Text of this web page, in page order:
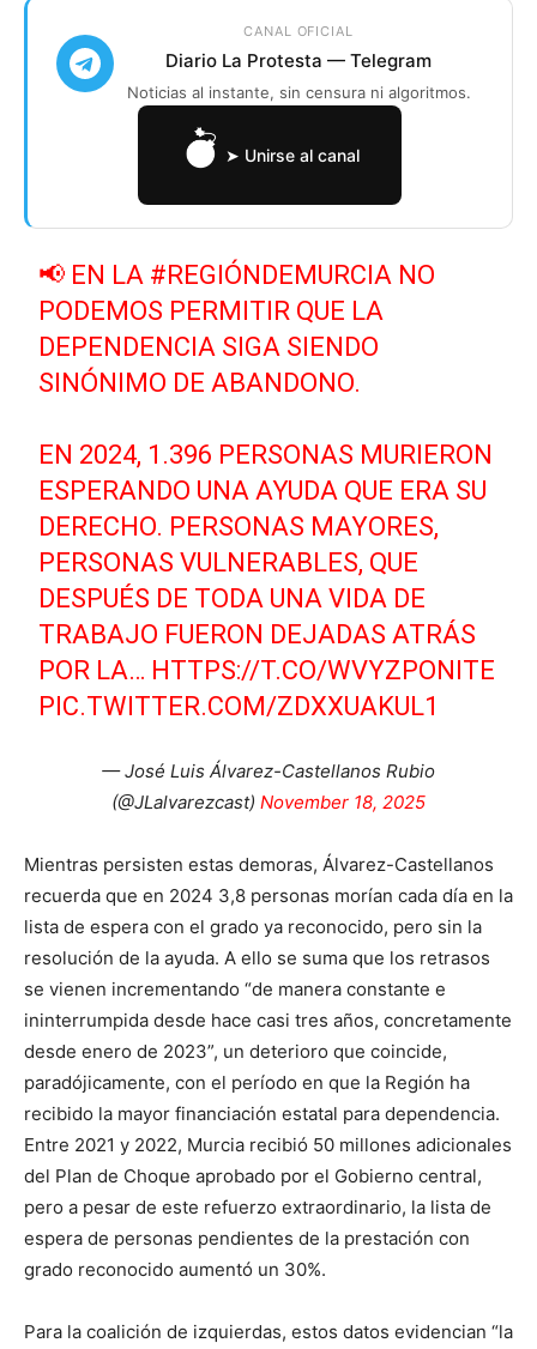
CANAL OFICIAL
Diario La Protesta — Telegram
Noticias al instante, sin censura ni algoritmos.
➤ Unirse al canal
📢 EN LA #REGIÓNDEMURCIA NO
PODEMOS PERMITIR QUE LA
DEPENDENCIA SIGA SIENDO
SINÓNIMO DE ABANDONO.
EN 2024, 1.396 PERSONAS MURIERON
ESPERANDO UNA AYUDA QUE ERA SU
DERECHO. PERSONAS MAYORES,
PERSONAS VULNERABLES, QUE
DESPUÉS DE TODA UNA VIDA DE
TRABAJO FUERON DEJADAS ATRÁS
POR LA… HTTPS://T.CO/WVYZPONITE
PIC.TWITTER.COM/ZDXXUAKUL1
— José Luis Álvarez-Castellanos Rubio
(@JLalvarezcast) November 18, 2025
Mientras persisten estas demoras, Álvarez-Castellanos
recuerda que en 2024 3,8 personas morían cada día en la
lista de espera con el grado ya reconocido, pero sin la
resolución de la ayuda. A ello se suma que los retrasos
se vienen incrementando “de manera constante e
ininterrumpida desde hace casi tres años, concretamente
desde enero de 2023”, un deterioro que coincide,
paradójicamente, con el período en que la Región ha
recibido la mayor financiación estatal para dependencia.
Entre 2021 y 2022, Murcia recibió 50 millones adicionales
del Plan de Choque aprobado por el Gobierno central,
pero a pesar de este refuerzo extraordinario, la lista de
espera de personas pendientes de la prestación con
grado reconocido aumentó un 30%.
Para la coalición de izquierdas, estos datos evidencian “la